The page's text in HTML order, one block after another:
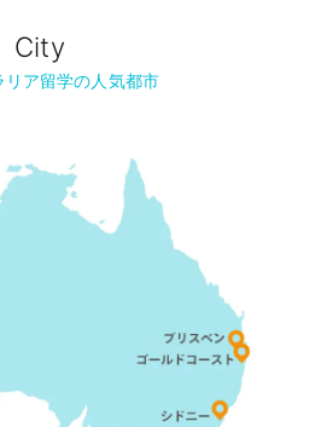
City
リア留学の人気都市